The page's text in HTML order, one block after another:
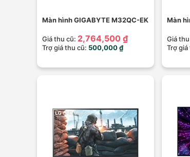
Màn hình GIGABYTE M32QC-EK
Giá thu cũ: 2,764,500 ₫
Trợ giá thu cũ: 500,000 ₫
Màn
Giá
Trợ